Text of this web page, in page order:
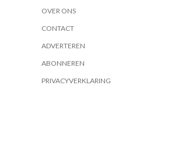
OVER ONS
CONTACT
ADVERTEREN
ABONNEREN
PRIVACYVERKLARING